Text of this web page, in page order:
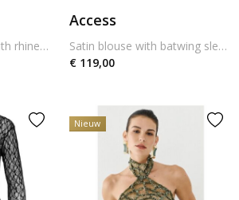
Open-black blouse with rhinestones
Access
Satin blouse with batwing sleeves
€ 119,00
Nieuw